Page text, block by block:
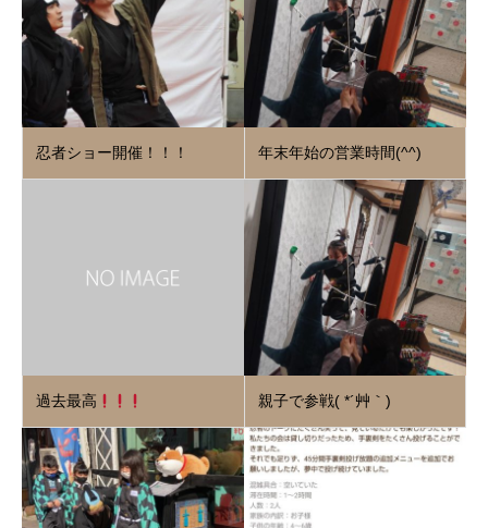
忍者ショー開催！！！ 年末年始の営業時間(^^)
過去最高 親子で参戦( *´艸｀)